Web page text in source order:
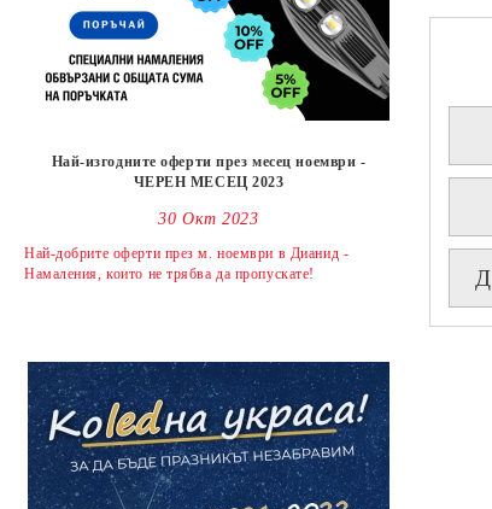
Най-изгодните оферти през месец ноември -
ЧЕРЕН МЕСЕЦ 2023
30 Окт 2023
Най-добрите оферти през м. ноември в Дианид -
Намаления, които не трябва да пропускате!